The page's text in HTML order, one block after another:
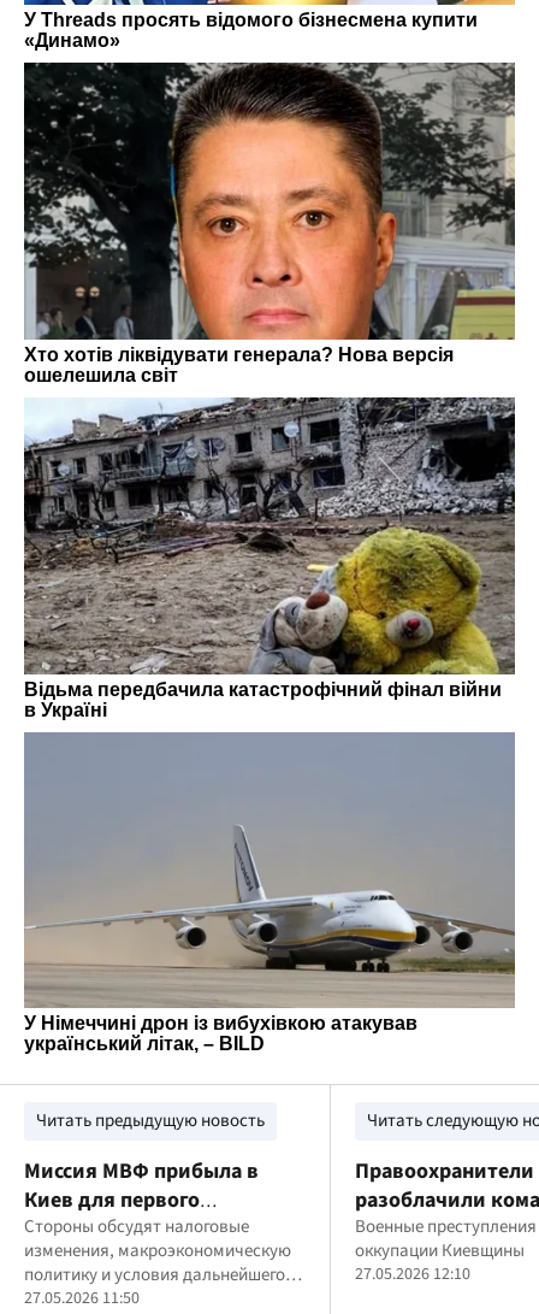
Читать предыдущую новость
Миссия МВФ прибыла в
Киев для первого
пересмотра программы на
$8,1 млрд
Стороны обсудят налоговые
изменения, макроэкономическую
политику и условия дальнейшего
финансирования Украины
27.05.2026 11:50
Читать следующую
Правоохранители
разоблачили
диверсионной
пытках
Военные
оккупации Киевщины
27.05.2026 12:10